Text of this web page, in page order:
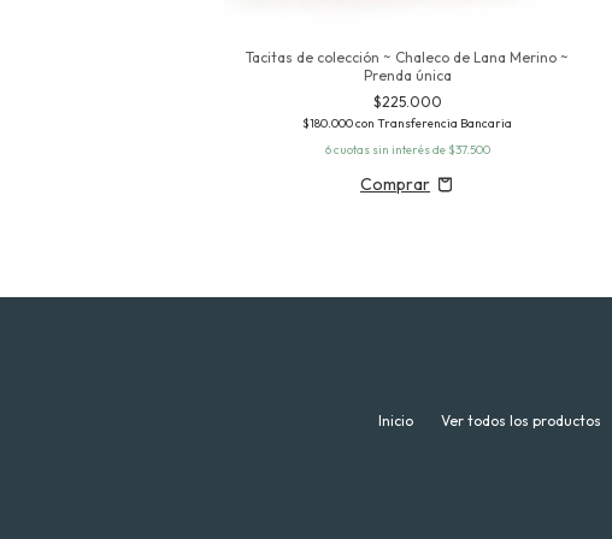
Tacitas de colección ~ Chaleco de Lana Merino ~
Prenda única
$225.000
$180.000con Transferencia Bancaria
6cuotas sin interés de $37.500
Inicio Ver todos los productos